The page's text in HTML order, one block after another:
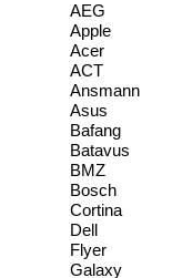
AEG
Apple
Acer
ACT
Ansmann
Asus
Bafang
Batavus
BMZ
Bosch
Cortina
Dell
Flyer
Galaxy